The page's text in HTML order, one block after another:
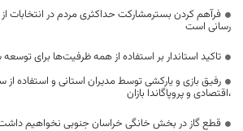
فرآهم کردن بسترمشارکت حداکثری مردم در انتخابات از
رسانی است
تاکید استاندار بر استفاده از همه ظرفیت‌ها برای
رفیق بازی و یارکشی توسط مدیران استانی و استفاده
،اقتصادی و پروپاگاندا بازان
قطع گاز در بخش خانگی خراسان جنوبی نخواهیم